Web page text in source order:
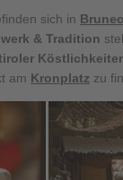
sich in
& Tradition
am Kronplatz zu